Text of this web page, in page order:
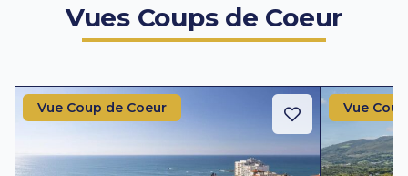
Vues Coups de Coeur
Vue Coup de Coeur Vue